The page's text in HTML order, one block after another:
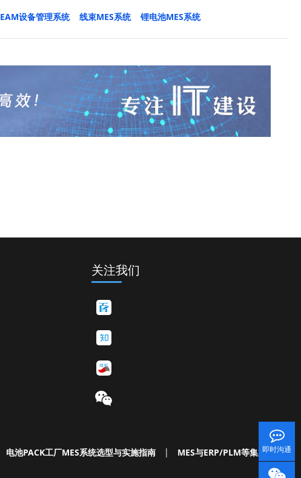
EAM设备管理系统 线束MES系统 锂电池MES系统
关注我们
电池PACK工厂MES系统选型与实施指南 |
MES与ERP/PLM等集成白皮
即时沟通